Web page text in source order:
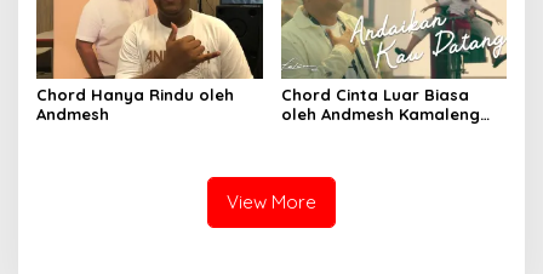
Chord Hanya Rindu oleh
Andmesh
Chord Cinta Luar Biasa
oleh Andmesh Kamaleng
View More